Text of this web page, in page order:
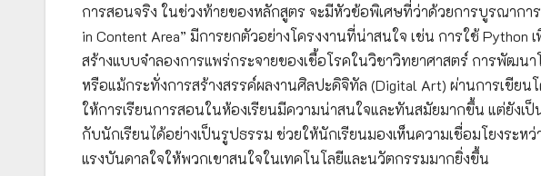
การสอนจริง ในช่วงท้ายของหลักสูตร จะมีหัวข้อพิเศษที่ว่าด้วยการบูรณาการ
in Content Area” มีการยกตัวอย่างโครงงานที่น่าสนใจ เช่น การใช้
สร้างแบบจำลองการแพร่กระจายของเชื้อโรคในวิชาวิทยาศาสตร์ การพัฒน
หรือแม้กระทั่งการสร้างสรรค์ผลงานศิลปะดิจิทัล (Digital Art) ผ่านการเขียน
ให้การเรียนการสอนในห้องเรียนมีความน่าสนใจและทันสมัยมากขึ้น แต่ยังเ
กับนักเรียนได้อย่างเป็นรูปธรรม ช่วยให้นักเรียนมองเห็นความเชื่อมโยงระห
แรงบันดาลใจให้พวกเขาสนใจในเทคโนโลยีและนวัตกรรมมากยิ่งขึ้น